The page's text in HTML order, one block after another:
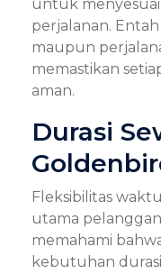
untuk
perjalanan.
maupun
memastikan
aman.
Durasi
Fleksibilitas
utama
memahami
kebutuhan